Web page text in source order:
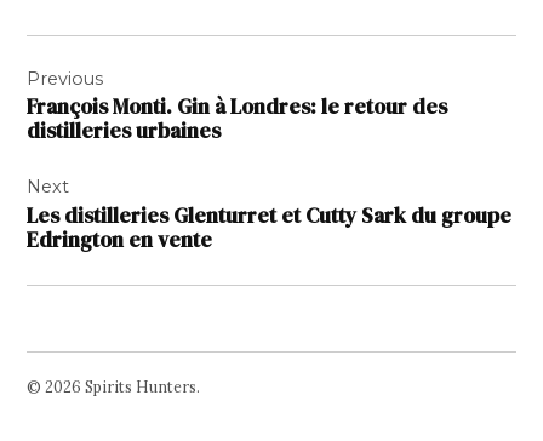
de
l’article
Previous
François Monti. Gin à Londres: le retour des
distilleries urbaines
Next
Les distilleries Glenturret et Cutty Sark du groupe
Edrington en vente
© 2026 Spirits Hunters.